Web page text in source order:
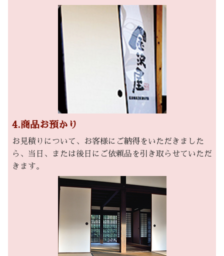
4.商品お預かり
お見積りについて、お客様にご納得をいただきました
ら、当日、または後日にご依頼品を引き取らせていただ
きます。